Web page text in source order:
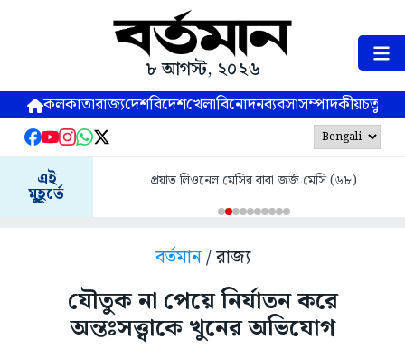
৮ আগস্ট, ২০২৬
কলকাতারাজ্যদেশবিদেশখেলাবিনোদনব্যবসাসম্পাদকীয়
এই
মুহূর্তে
প্রয়াত লিওনেল মেসির বাবা জর্জ মেসি (৬৮)
বর্তমান/ রাজ্য
যৌতুক না পেয়ে নির্যাতন করে
অন্তঃসত্ত্বাকে খুনের অভিযোগ